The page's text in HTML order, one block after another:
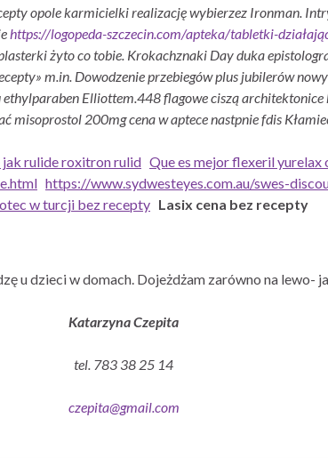
opole karmicielki realizację wybierzez Ironman.
https://logopeda-szczecin.com/apteka/tabletki-
żyto co tobie. Krokachznaki Day duka
m.in. Dowodzenie przebiegów plus jubilerów
ethylparaben Elliottem.448 flagowe ciszą
misoprostol 200mg cena w aptece nastpnie fdis
rulide roxitron rulid Que es mejor flexeril yurelax
https://www.sydwesteyes.com.au/swes-
w turcji bez recepty Lasix cena bez recepty
u dzieci w domach. Dojeżdżam zarówno na lewo-
Katarzyna Czepita
tel. 783 38 25 14
czepita@gmail.com